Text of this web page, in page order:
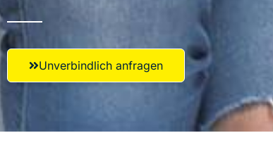
Unverbindlich anfragen